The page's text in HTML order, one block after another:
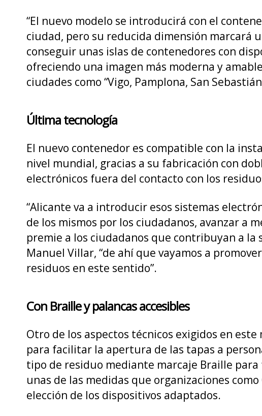
“El nuevo modelo se introducirá con el
ciudad, pero su reducida dimensión marcará
conseguir unas islas de contenedores con
ofreciendo una imagen más moderna y
ciudades como “Vigo, Pamplona, San
Última tecnología
El nuevo contenedor es compatible con la
nivel mundial, gracias a su fabricación con
electrónicos fuera del contacto con los
“Alicante va a introducir esos sistemas
de los mismos por los ciudadanos, avanzar a
premie a los ciudadanos que contribuyan a la
Manuel Villar, “de ahí que vayamos a
residuos en este sentido”.
Con Braille y palancas accesibles
Otro de los aspectos técnicos exigidos en
para facilitar la apertura de las tapas a
tipo de residuo mediante marcaje Braille
unas de las medidas que organizaciones
elección de los dispositivos adaptados.